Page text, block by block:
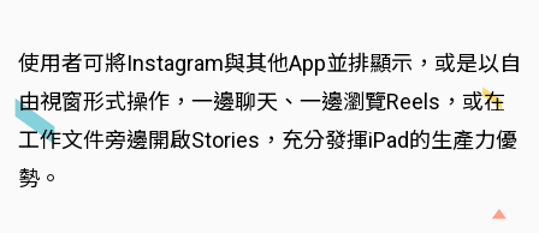
使用者可將Instagram與其他App並排顯示，或是以自
由視窗形式操作，一邊聊天、一邊瀏覽Reels，或在
工作文件旁邊開啟Stories，充分發揮iPad的生產力優
勢。